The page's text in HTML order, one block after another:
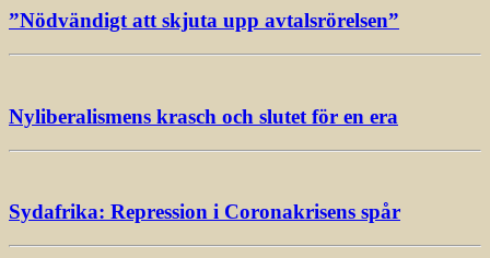
”Nödvändigt att skjuta upp avtalsrörelsen”
Nyliberalismens krasch och slutet för en era
Sydafrika: Repression i Coronakrisens spår